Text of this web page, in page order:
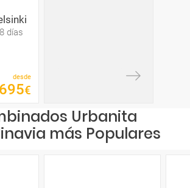
días
desde
695€
Urbanita
más Populares